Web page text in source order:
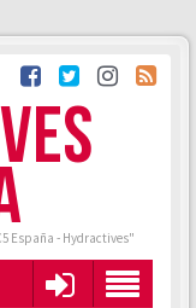
España - Hydractives"